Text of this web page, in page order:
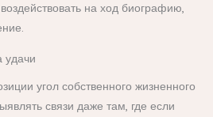
на ход биографию,
удачи
угол собственного жизненного
связи даже там, где если